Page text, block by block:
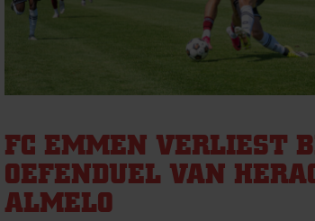
FC EMMEN VERLIEST
OEFENDUEL VAN
ALMELO